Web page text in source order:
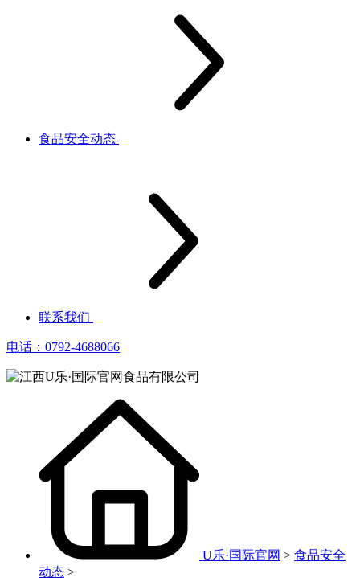
食品安全动态
联系我们
电话：0792-4688066
U乐·国际官网 > 食品安全
动态 >